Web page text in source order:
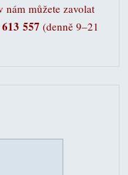
můžete zavolat
557 (denně 9–21